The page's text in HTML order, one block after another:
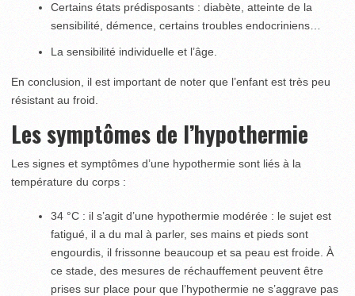
Certains états prédisposants : diabète, atteinte de la
sensibilité, démence, certains troubles endocriniens…
La sensibilité individuelle et l’âge.
En conclusion, il est important de noter que l’enfant est très peu
résistant au froid.
Les symptômes de l’hypothermie
Les signes et symptômes d’une hypothermie sont liés à la
température du corps :
34 °C : il s’agit d’une hypothermie modérée : le sujet est
fatigué, il a du mal à parler, ses mains et pieds sont
engourdis, il frissonne beaucoup et sa peau est froide. À
ce stade, des mesures de réchauffement peuvent être
prises sur place pour que l’hypothermie ne s’aggrave pas